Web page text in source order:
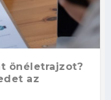
önéletrajzot?
az